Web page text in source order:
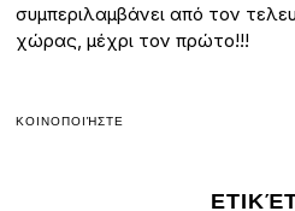
συμπεριλαμβάνει από τον
χώρας, μέχρι τον πρώτο!!!
ΚΟΙΝΟΠΟΙΉΣΤΕ